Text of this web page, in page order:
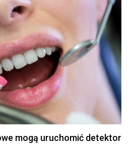
mogą uruchomić detektor